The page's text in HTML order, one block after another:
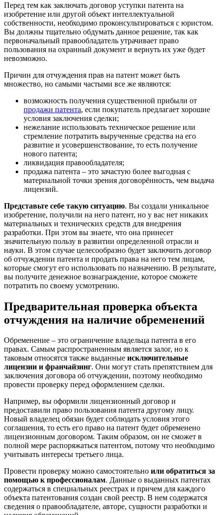
Перед тем как заключать договор уступки патента на
изобретение или другой объект интеллектуальной
собственности, необходимо проконсультироваться с юристом.
Вы должны тщательно обдумать данное решение, так как
первоначальный правообладатель утрачивает право
пользования на охранный документ и вернуть их уже будет
невозможно.
Причин для отчуждения прав на патент может быть
множество, но самыми частыми все же являются:
возможность получения существенной прибыли от
продажи патента, если покупатель предлагает хорошие
условия заключения сделки;
нежелание использовать техническое решение или
стремление потратить вырученные средства на его
развитие и усовершенствование, то есть получение
нового патента;
ликвидация правообладателя;
продажа патента – это зачастую более выгодная с
материальной точки зрения договорённость, чем выдача
лицензий.
Представьте себе такую ситуацию. Вы создали уникальное
изобретение, получили на него патент, но у вас нет никаких
материальных и технических средств для внедрения
разработки. При этом вы знаете, что она принесет
значительную пользу в развитии определенной отрасли и
науки. В этом случае целесообразно будет заключить договор
об отчуждении патента и продать права на него тем лицам,
которые смогут его использовать по назначению. В результате,
вы получите денежное вознаграждение, которое сможете
потратить по своему усмотрению.
Предварительная проверка объекта
отчуждения на наличие обременений
Обременение – это ограничение владельца патента в его
правах. Самым распространенным является залог, но к
таковым относятся также выданные исключительные
лицензии и франчайзинг. Они могут стать препятствием для
заключения договора об отчуждении, поэтому необходимо
провести проверку перед оформлением сделки.
Например, вы оформили лицензионный договор и
предоставили право пользования патента другому лицу.
Новый владелец обязан будет соблюдать условия этого
соглашения, то есть его право на патент будет обременено
лицензионным договором. Таким образом, он не сможет в
полной мере распоряжаться патентом, потому что необходимо
учитывать интересы третьего лица.
Провести проверку можно самостоятельно или обратиться за
помощью к профессионалам. Данные о выданных патентах
содержаться в специальных реестрах и причем для каждого
объекта патентования создан свой реестр. В нем содержатся
сведения о правообладателе, авторе, сущности разработки и